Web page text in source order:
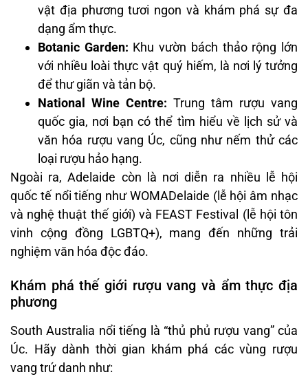
vật địa phương tươi ngon và khám phá sự đa
dạng ẩm thực.
Botanic Garden: Khu vườn bách thảo rộng lớn
với nhiều loài thực vật quý hiếm, là nơi lý tưởng
để thư giãn và tản bộ.
National Wine Centre: Trung tâm rượu vang
quốc gia, nơi bạn có thể tìm hiểu về lịch sử và
văn hóa rượu vang Úc, cũng như nếm thử các
loại rượu hảo hạng.
Ngoài ra, Adelaide còn là nơi diễn ra nhiều lễ hội
quốc tế nổi tiếng như WOMADelaide (lễ hội âm nhạc
và nghệ thuật thế giới) và FEAST Festival (lễ hội tôn
vinh cộng đồng LGBTQ+), mang đến những trải
nghiệm văn hóa độc đáo.
Khám phá thế giới rượu vang và ẩm thực địa
phương
South Australia nổi tiếng là “thủ phủ rượu vang” của
Úc. Hãy dành thời gian khám phá các vùng rượu
vang trứ danh như: